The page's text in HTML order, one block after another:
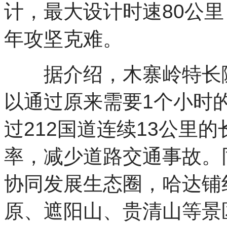
计，最大设计时速80公
年攻坚克难。
据介绍，木寨岭特长
以通过原来需要1个小时
过212国道连续13公里的
率，减少道路交通事故。
协同发展生态圈，哈达
原、遮阳山、贵清山等